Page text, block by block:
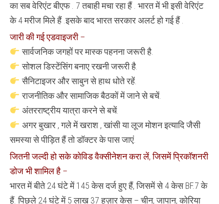
का सब वेरिएंट बीएफ . 7 तबाही मचा रहा हैं . भारत में भी इसी वेरिएंट
के 4 मरीज मिले हैं .इसके बाद भारत सरकार अलर्ट हो गई हैं .
जारी की गई एडवाइजरी –
सार्वजनिक जगहों पर मास्क पहनना जरूरी है.
सोशल डिस्टेंसिंग बनाए रखनी जरूरी है.
सैनिटाइजर और साबुन से हाथ धोते रहें.
राजनीतिक और सामाजिक बैठकों में जाने से बचें.
अंतरराष्ट्रीय यात्रा करने से बचें.
अगर बुखार , गले में खराश , खांसी या लूज मोशन इत्यादि जैसी
समस्या से पीड़ित हैं तो डॉक्टर के पास जाएं.
जितनी जल्दी हो सके कोविड वैक्सीनेशन करा लें, जिसमें प्रिकॉशनरी
डोज भी शामिल है –
भारत में बीते 24 घंटे में 145 केस दर्ज हुए हैं, जिसमें से 4 केस BF.7 के
हैं. पिछले 24 घंटे में 5 लाख 37 हज़ार केस – चीन, जापान, कोरिया